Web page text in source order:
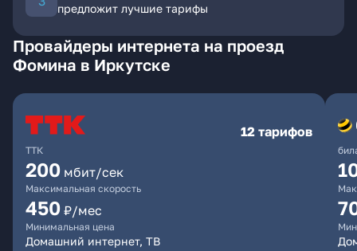
предложит лучшие тарифы
Провайдеры интернета на проезд
Фомина в Иркутске
ТТК
12 тарифов
200 мбит/сек
Максимальная скорость
450 ₽/мес
Минимальная цена
Домашний интернет, ТВ